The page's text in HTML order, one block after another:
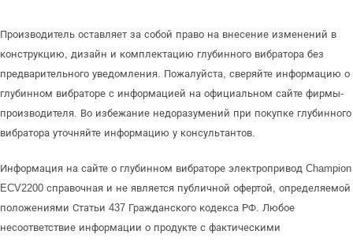
Производитель оставляет за собой право на внесение изменений в
конструкцию, дизайн и комплектацию глубинного вибратора без
предварительного уведомления. Пожалуйста, сверяйте информацию о
глубинном вибраторе с информацией на официальном сайте фирмы-
производителя. Во избежание недоразумений при покупке глубинного
вибратора уточняйте информацию у консультантов.
Информация на сайте о глубинном вибраторе электропривод Champion
ECV2200 справочная и не является публичной офертой, определяемой
положениями Статьи 437 Гражданского кодекса РФ. Любое
несоответствие информации о продукте с фактическими